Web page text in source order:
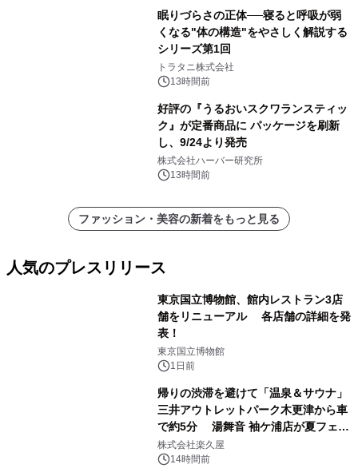
眠りづらさの正体──寝ると呼吸が弱
くなる"体の構造"をやさしく解説する
シリーズ第1回
トラタニ株式会社
13時間前
好評の『うるおいスクワランスティッ
ク』が定番商品に パッケージを刷新
し、9/24より発売
株式会社ハーバー研究所
13時間前
ファッション・美容の新着をもっと見る
人気のプレスリリース
東京国立博物館、館内レストラン3店
舗をリニューアル 各店舗の詳細を発
表！
東京国立博物館
1日前
帰りの渋滞を避けて「温泉＆サウナ」
三井アウトレットパーク木更津から車
で約5分 湯舞音 袖ケ浦店が夏フェア
メニューを提供
株式会社楽久屋
14時間前